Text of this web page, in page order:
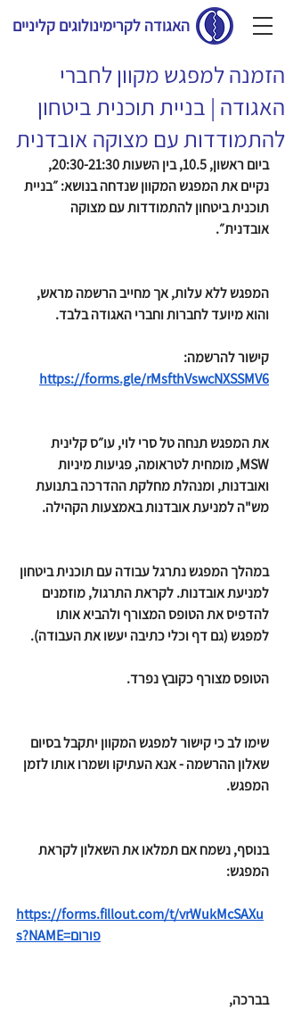
האגודה לקרימינולוגים קליניים
הזמנה למפגש מקוון לחברי
האגודה | בניית תוכנית ביטחון
להתמודדות עם מצוקה אובדנית
ביום ראשון, 10.5, בין השעות 20:30-21:30,
נקיים את המפגש המקוון שנדחה בנושא: ״בניית
תוכנית ביטחון להתמודדות עם מצוקה
אובדנית״.
המפגש ללא עלות, אך מחייב הרשמה מראש,
והוא מיועד לחברות וחברי האגודה בלבד.
קישור להרשמה:
https://forms.gle/rMsfthVswcNXSSMV6
את המפגש תנחה טל סרי לוי, עו״ס קלינית
MSW, מומחית לטראומה, פגיעות מיניות
ואובדנות, ומנהלת מחלקת ההדרכה בתנועת
מש"ה למניעת אובדנות באמצעות הקהילה.
במהלך המפגש נתרגל עבודה עם תוכנית ביטחון
למניעת אובדנות. לקראת התרגול, מוזמנים
להדפיס את הטופס המצורף ולהביא אותו
למפגש (גם דף וכלי כתיבה יעשו את העבודה).
הטופס מצורף כקובץ נפרד.
שימו לב כי קישור למפגש המקוון יתקבל בסיום
שאלון ההרשמה - אנא העתיקו ושמרו אותו לזמן
המפגש.
בנוסף, נשמח אם תמלאו את השאלון לקראת
המפגש:
https://forms.fillout.com/t/vrWukMcSAXu
s?NAME=פורום
בברכה,